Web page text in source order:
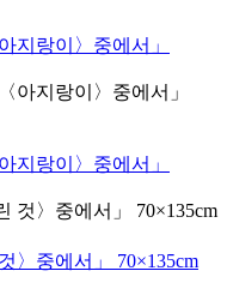
지랑이〉중에서」
지랑이〉중에서」
〉중에서」 70×135cm